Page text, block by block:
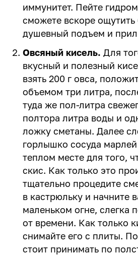
иммунитет. Пейте
сможете вскоре ощутить
душевный подъем и
Овсяный кисель. Для
вкусный и полезный
взять 200 г овса,
объемом три литра,
туда же пол-литра
полтора литра воды и
ложку сметаны. Далее
горлышко сосуда марлей
теплом месте для того,
скис. Как только это
тщательно процедите
в кастрюльку и начните
маленьком огне, слегка
от времени. Как только
снимайте его с плиты.
стоит принимать по